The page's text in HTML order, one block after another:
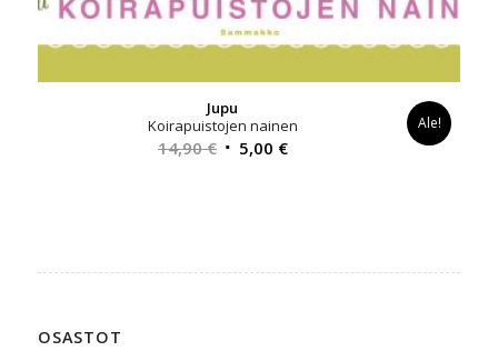
Jupu
Koirapuistojen nainen
14,90€ Alkuperäinen
5,00 €Nykyinen
Ale!
OSASTOT